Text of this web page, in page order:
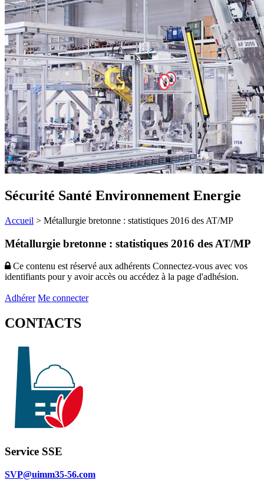
Sécurité Santé Environnement Energie
Accueil > Métallurgie bretonne : statistiques 2016 des AT/MP
Métallurgie bretonne : statistiques 2016 des AT/MP
Ce contenu est réservé aux adhérents Connectez-vous avec vos
identifiants pour y avoir accès ou accédez à la page d'adhésion.
Adhérer Me connecter
CONTACTS
Service SSE
SVP@uimm35-56.com